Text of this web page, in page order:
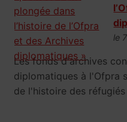
le
Les fonds d'archives
diplomatiques à l'Ofpra
de l'histoire des